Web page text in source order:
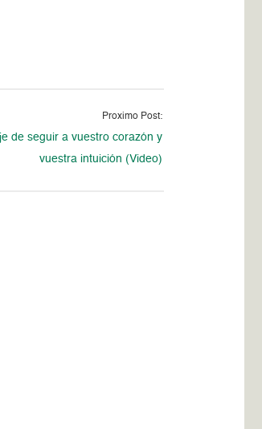
Proximo Post:
de seguir a vuestro corazón y
vuestra intuición (Video)